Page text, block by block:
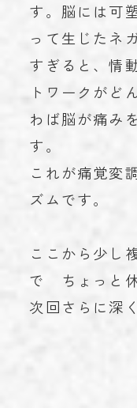
す。脳には可
って生じたネ
すぎると、情
トワークがど
わば脳が痛み
す。
これが痛覚変
ズムです。
ここから少し
で ちょっと
次回さらに深